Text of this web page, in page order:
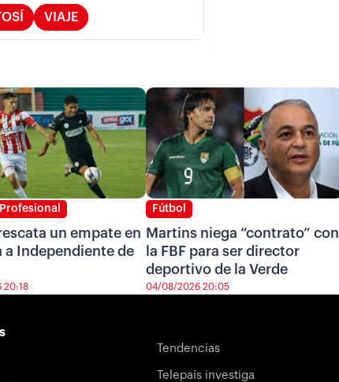
VIAJE
un empate en
a Independiente de
20:18
Fútbol
Martins niega “contrato” con
la FBF para ser director
deportivo de la Verde
04/08/2026 20:05
Tendencias
Telepaís investiga